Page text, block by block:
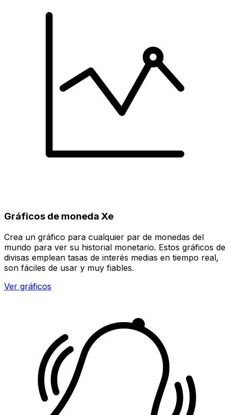
Gráficos de moneda Xe
Crea un gráfico para cualquier par de monedas del
mundo para ver su historial monetario. Estos gráficos de
divisas emplean tasas de interés medias en tiempo real,
son fáciles de usar y muy fiables.
Ver gráficos